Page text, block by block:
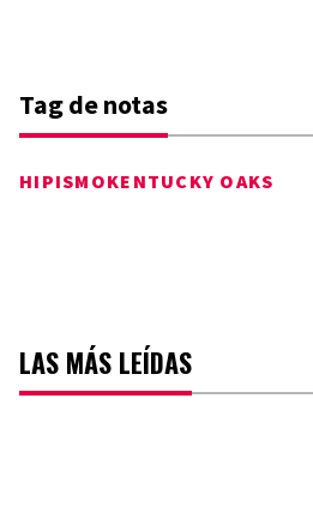
Tag de notas
HIPISMOKENTUCKY OAKS
LAS MÁS LEÍDAS